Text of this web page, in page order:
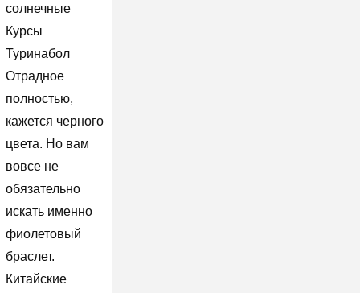
солнечные
Курсы
Туринабол
Отрадное
полностью,
кажется черного
цвета. Но вам
вовсе не
обязательно
искать именно
фиолетовый
браслет.
Китайские